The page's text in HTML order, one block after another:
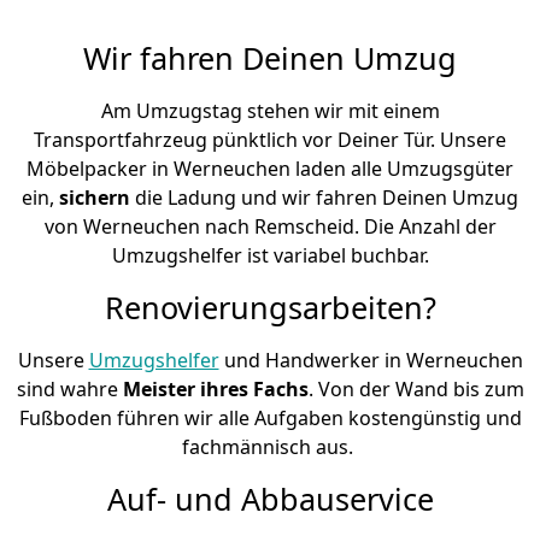
Wir fahren Deinen Umzug
Am Umzugstag stehen wir mit einem
Transportfahrzeug pünktlich vor Deiner Tür. Unsere
Möbelpacker in Werneuchen laden alle Umzugsgüter
ein, sichern die Ladung und wir fahren Deinen Umzug
von Werneuchen nach Remscheid. Die Anzahl der
Umzugshelfer ist variabel buchbar.
Renovierungsarbeiten?
Unsere Umzugshelferund Handwerker in Werneuchen
sind wahre Meister ihres Fachs. Von der Wand bis zum
Fußboden führen wir alle Aufgaben kostengünstig und
fachmännisch aus.
Auf- und Abbauservice